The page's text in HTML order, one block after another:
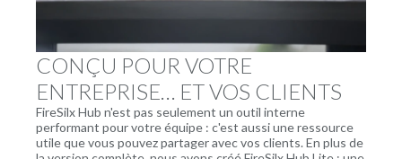
CONÇU POUR VOTRE
ENTREPRISE… ET VOS CLIENTS
FireSilx Hub n'est pas seulement un outil interne
performant pour votre équipe : c'est aussi une ressource
utile que vous pouvez partager avec vos clients. En plus de